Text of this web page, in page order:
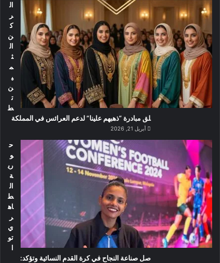
ال
ر
ك
ن
ال
ث
م
ي
ن
ت
ط
لق مبادرة “ذهبهم علينا” لدعم العرائس في المملكة
أبريل 21, 2026
ح
و
ري
ة
ال
ط
اه
ر
ي
تو
ا
صل صناعة النجاح في كرة القدم النسائية وتؤكد: